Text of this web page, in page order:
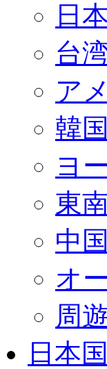
日
台
ア
韓
ヨ
東
中
オ
周
日本